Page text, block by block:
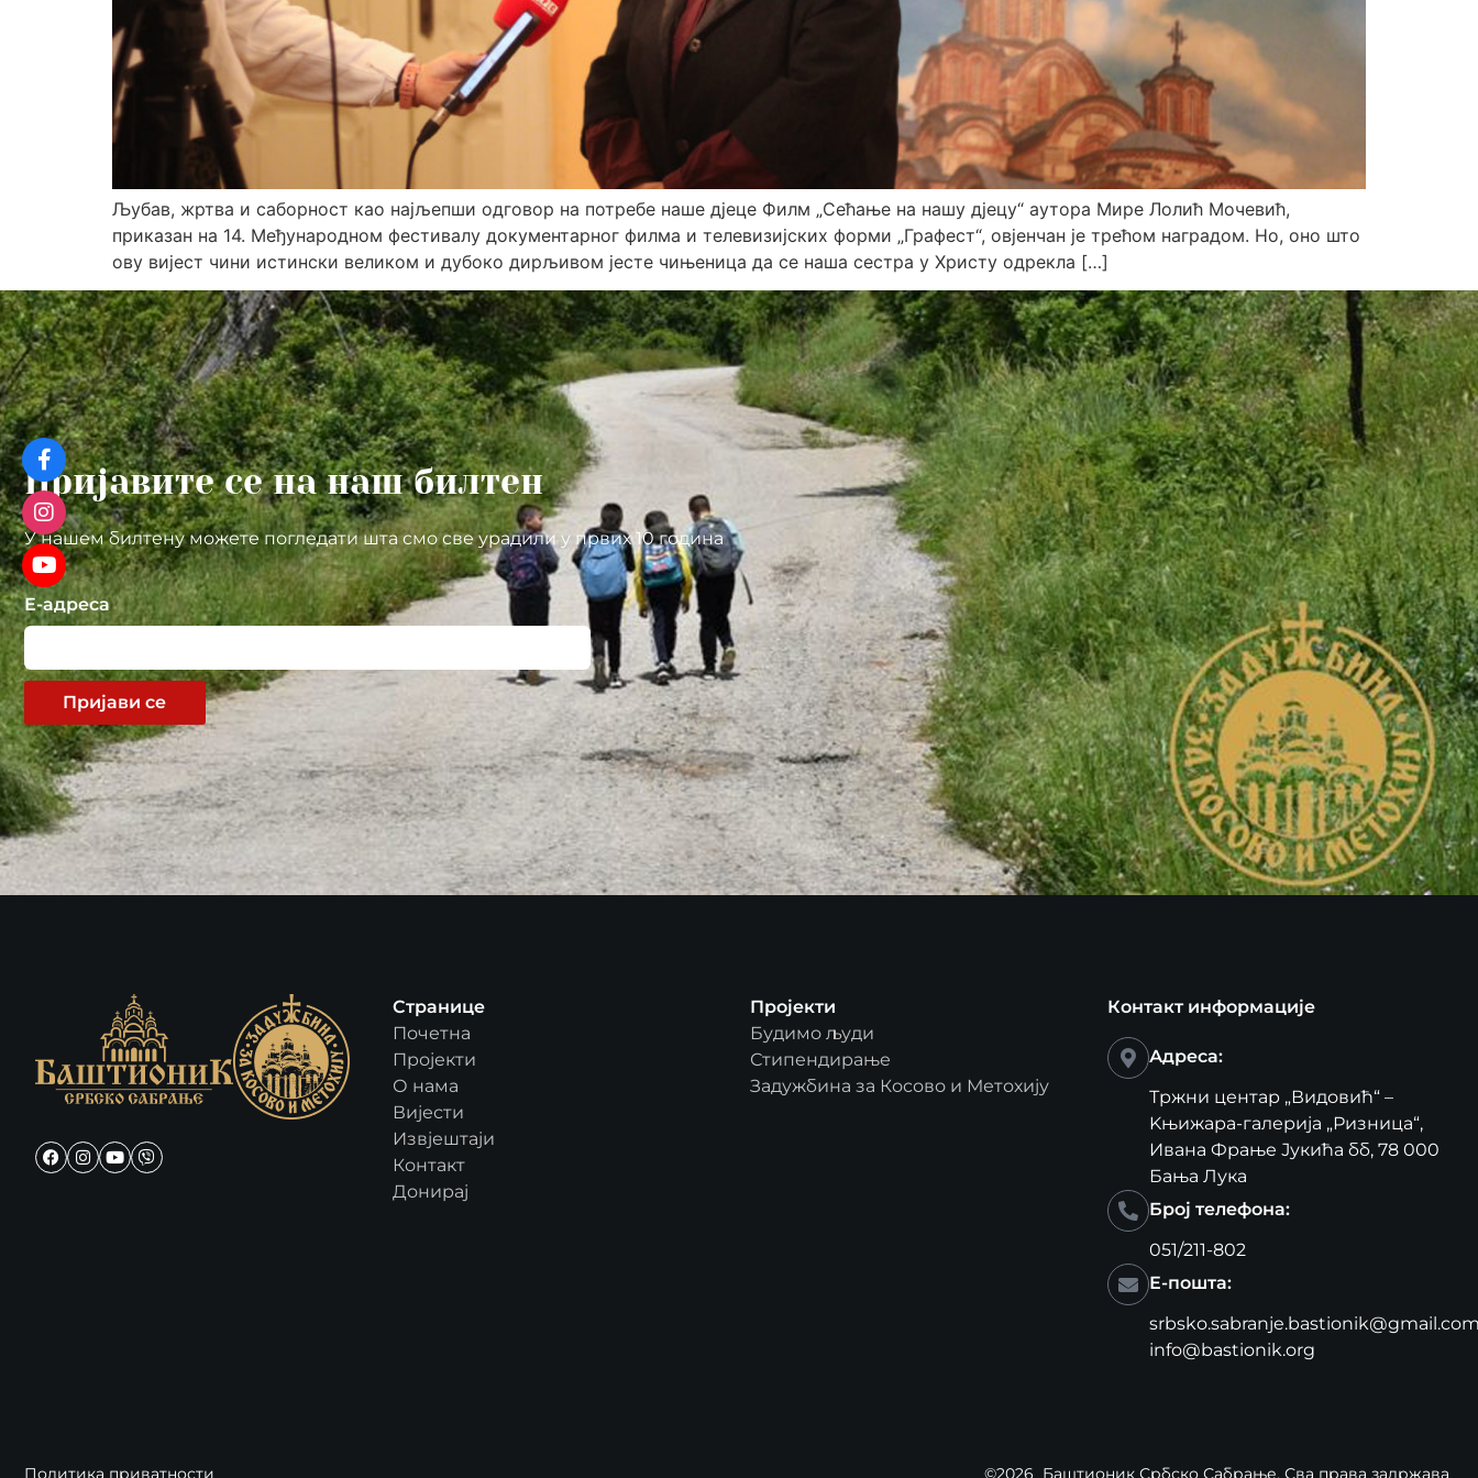
Љубав, жртва и саборност као најљепши одговор на потребе наше дјеце Филм „Сећање на нашу дјецу“ ауторa Мире Лолић Мочевић,
приказан на 14. Међународном фестивалу документарног филма и телевизијских форми „Графест“, овјенчан је трећом наградом. Но, оно што
ову вијест чини истински великом и дубоко дирљивом јесте чињеница да се наша сестра у Христу одрекла […]
Пријавите се на наш билтен
У нашем билтену можете погледати шта смо све урадили у првих 10 година
Е-адреса
Пријави се
Странице
Почетна
Пројекти
О нама
Вијести
Извјештаји
Контакт
Донирај
Пројекти
Будимо људи
Стипендирање
Задужбина за Косово и Метохију
Контакт информације
Адреса:
Тржни центар „Видовић“ –
Kњижара-галерија „Ризница“,
Ивана Фрање Јукића бб, 78 000
Бања Лука
Број телефона:
051/211-802
Е-пошта:
info@bastionik.org
Политика приватности ©2026 Баштионик Србско Сабрање, Сва права задржава